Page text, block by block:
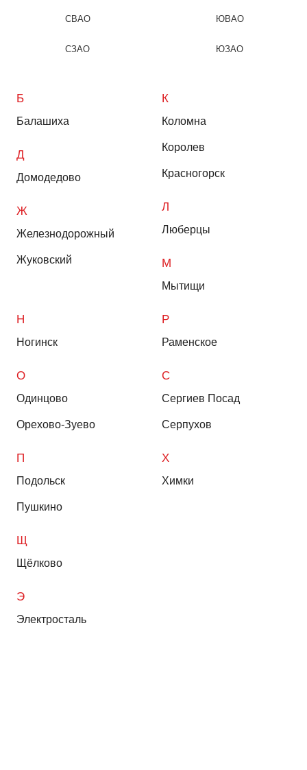
СВАО
СЗАО
ЮВАО
ЮЗАО
Б
Балашиха
Д
Домодедово
Ж
Железнодорожный
Жуковский
К
Коломна
Королев
Красногорск
Л
Люберцы
М
Мытищи
Н
Ногинск
О
Одинцово
Орехово-Зуево
П
Подольск
Пушкино
Р
Раменское
С
Сергиев Посад
Серпухов
Х
Химки
Щ
Щёлково
Э
Электросталь